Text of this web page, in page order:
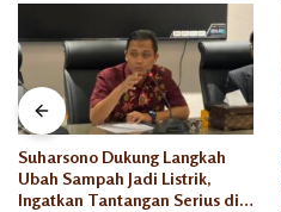
Suharsono Dukung Langkah
Ubah Sampah Jadi Listrik,
Ingatkan Tantangan Serius di